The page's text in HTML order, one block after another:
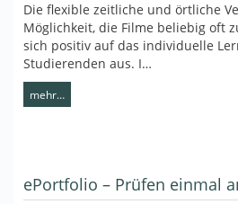
Die flexible zeitliche und örtliche
Möglichkeit, die Filme beliebig oft
sich positiv auf das individuelle
Studierenden aus. I…
mehr…
ePortfolio – Prüfen einmal